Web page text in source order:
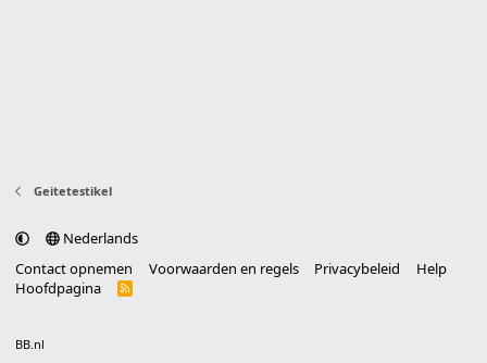
Geitetestikel
Nederlands
Contact opnemen
Voorwaarden en regels Privacybeleid
Help
Hoofdpagina
R
BB.nl